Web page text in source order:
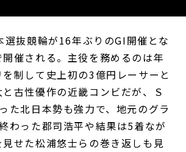
抜競輪が16年ぶりのGI開催とな
催される。主役を務めるのは年
制して史上初の3億円レーサーと
古性優作の近畿コンビだが、Ｓ
た北日本勢も強力で、地元のグラ
わった郡司浩平や結果は5着なが
せた松浦悠士らの巻き返しも見